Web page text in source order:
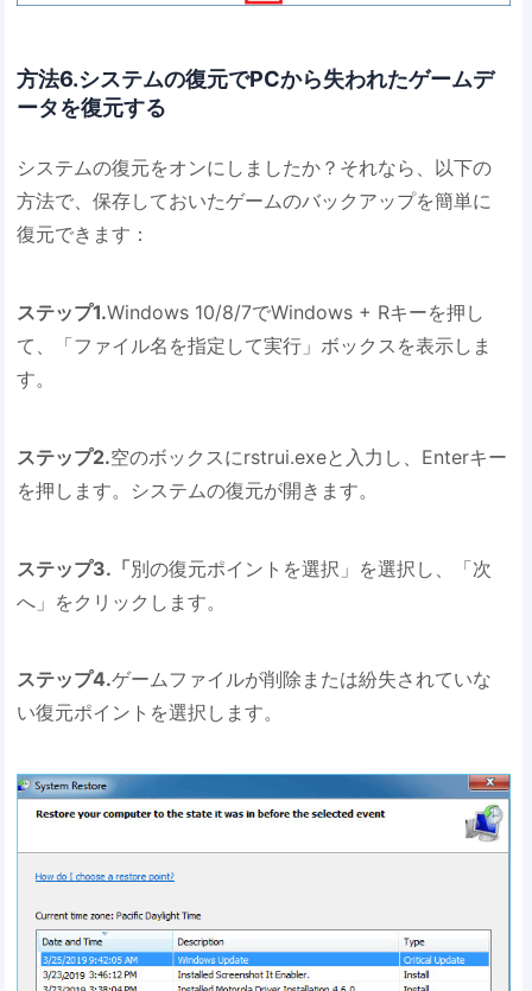
方法6.システムの復元でPCから失われたゲームデ
ータを復元する
システムの復元をオンにしましたか？それなら、以下の
方法で、保存しておいたゲームのバックアップを簡単に
復元できます：
ステップ1.Windows 10/8/7でWindows + Rキーを押し
て、「ファイル名を指定して実行」ボックスを表示しま
す。
ステップ2.空のボックスにrstrui.exeと入力し、Enterキー
を押します。システムの復元が開きます。
ステップ3.「別の復元ポイントを選択」を選択し、「次
へ」をクリックします。
ステップ4.ゲームファイルが削除または紛失されていな
い復元ポイントを選択します。